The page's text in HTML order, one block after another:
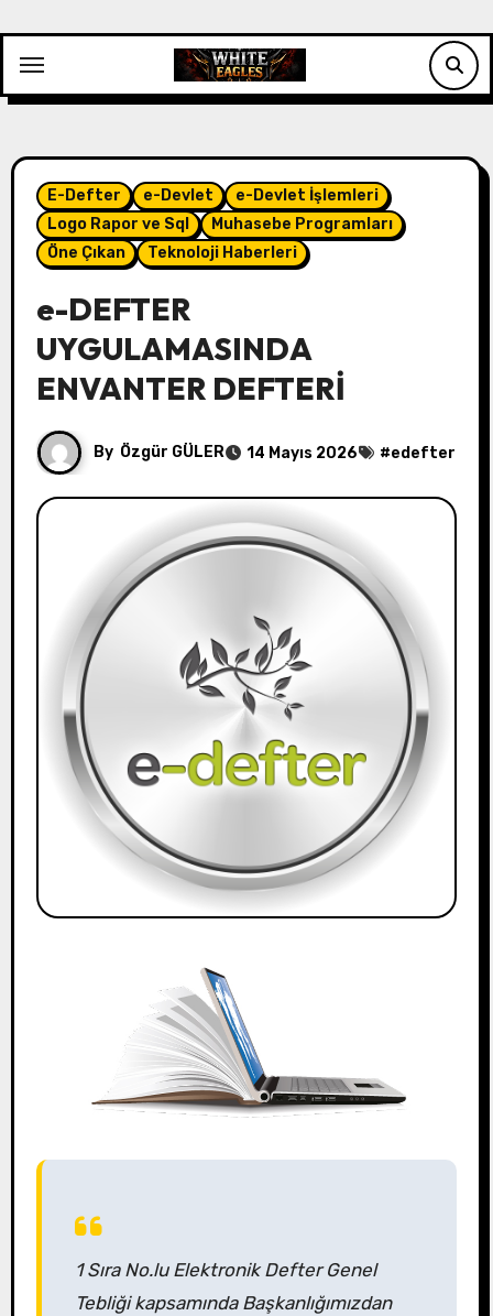
content
E-Defter e-Devlet
e-Devlet İşlemleri
Logo Rapor ve Sql
Muhasebe Programları
Öne Çıkan
Teknoloji Haberleri
e-DEFTER
UYGULAMASINDA
ENVANTER DEFTERİ
By Özgür GÜLER 14 Mayıs 2026 #edefter
1 Sıra No.lu Elektronik Defter Genel
Tebliği kapsamında Başkanlığımızdan